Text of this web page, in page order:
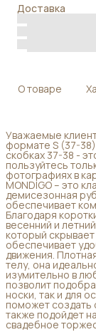
Доставка
О товаре
Уважаемые
формате S (37-
скобках 37-38 -
пользуйтесь
фотографиях в
MONDIGO – это
демисезонная
обеспечивает
Благодаря
весенний и
который
обеспечивает
движения.
телу, она
изумительно в
позволит
носки, так и для
поможет создать
также подойдет
свадебное